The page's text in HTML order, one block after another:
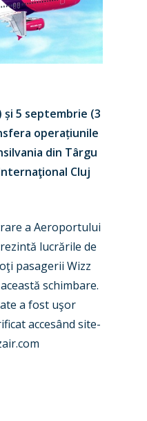
5 septembrie (3
operațiunile
din Târgu
Cluj
a Aeroportului
lucrările de
pasagerii Wizz
schimbare.
a fost uşor
accesând site-
New Routes
Accidents / Incidents
Airshows
Dubai 2025
Paris 2025
Farnborough 2024
Business Jets
Military
Trip Reports